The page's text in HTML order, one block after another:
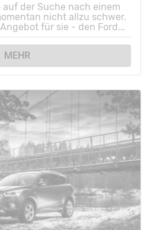
der Suche nach einem
nicht allzu schwer.
für sie - den Ford...
MEHR